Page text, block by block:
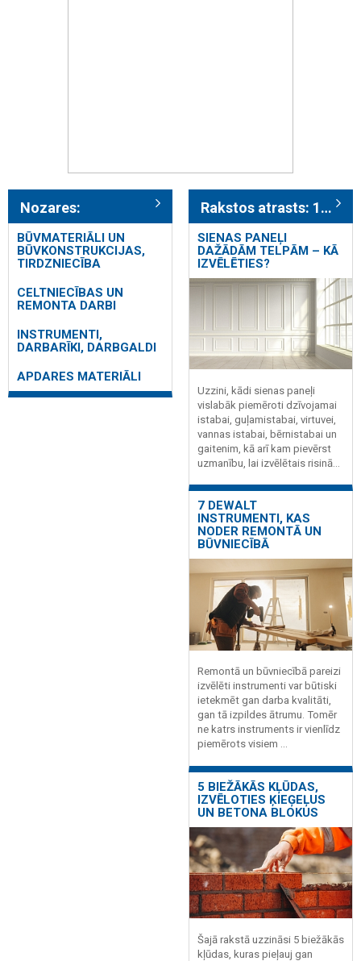
Nozares:
BŪVMATERIĀLI UN
BŪVKONSTRUKCIJAS,
TIRDZNIECĪBA
CELTNIECĪBAS UN
REMONTA DARBI
INSTRUMENTI,
DARBARĪKI, DARBGALDI
APDARES MATERIĀLI
Rakstos atrasts: 178
SIENAS PANEĻI
DAŽĀDĀM TELPĀM – KĀ
IZVĒLĒTIES?
Uzzini, kādi sienas paneļi
vislabāk piemēroti dzīvojamai
istabai, guļamistabai, virtuvei,
vannas istabai, bērnistabai un
gaitenim, kā arī kam pievērst
uzmanību, lai izvēlētais risinā...
7 DEWALT
INSTRUMENTI, KAS
NODER REMONTĀ UN
BŪVNIECĪBĀ
Remontā un būvniecībā pareizi
izvēlēti instrumenti var būtiski
ietekmēt gan darba kvalitāti,
gan tā izpildes ātrumu. Tomēr
ne katrs instruments ir vienlīdz
piemērots visiem ...
5 BIEŽĀKĀS KĻŪDAS,
IZVĒLOTIES ĶIEĢEĻUS
UN BETONA BLOKUS
Šajā rakstā uzzināsi 5 biežākās
kļūdas, kuras pieļauj gan